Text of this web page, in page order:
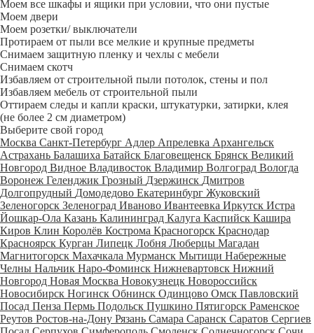
Моем все шкафы и ящики при условии, что они пустые
Моем двери
Моем розетки/ выключатели
Протираем от пыли все мелкие и крупные предметы
Снимаем защитную пленку и чехлы с мебели
Снимаем скотч
Избавляем от строительной пыли потолок, стены и пол
Избавляем мебель от строительной пыли
Оттираем следы и капли краски, штукатурки, затирки, клея
(не более 2 см диаметром)
Выберите свой город
Москва Санкт-Петербург Адлер Апрелевка Архангельск
Астрахань Балашиха Батайск Благовещенск Брянск Великий
Новгород Видное Владивосток Владимир Волгоград Вологда
Воронеж Геленджик Грозный Дзержинск Дмитров
Долгопрудный Домодедово Екатеринбург Жуковский
Зеленогорск Зеленоград Иваново Ивантеевка Иркутск Истра
Йошкар-Ола Казань Калининград Калуга Каспийск Кашира
Киров Клин Королёв Кострома Красногорск Краснодар
Красноярск Курган Липецк Лобня Люберцы Магадан
Магнитогорск Махачкала Мурманск Мытищи Набережные
Челны Нальчик Наро-Фоминск Нижневартовск Нижний
Новгород Новая Москва Новокузнецк Новороссийск
Новосибирск Ногинск Обнинск Одинцово Омск Павловский
Посад Пенза Пермь Подольск Пушкино Пятигорск Раменское
Реутов Ростов-на-Дону Рязань Самара Саранск Саратов Сергиев